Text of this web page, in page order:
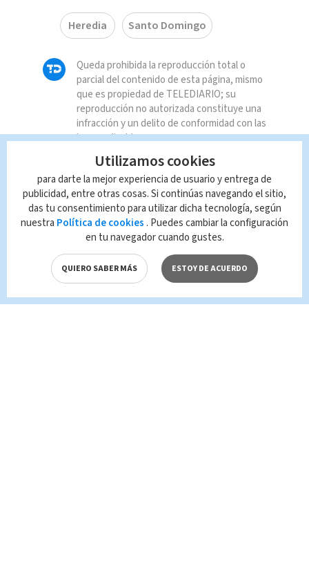
Heredia Santo Domingo
Queda prohibida la reproducción total o
parcial del contenido de esta página, mismo
que es propiedad de TELEDIARIO; su
reproducción no autorizada constituye una
infracción y un delito de conformidad con las
leyes aplicables.
Utilizamos cookies
para darte la mejor experiencia de usuario y entrega de
publicidad, entre otras cosas. Si continúas navegando el sitio,
das tu consentimiento para utilizar dicha tecnología, según
nuestra Política de cookies . Puedes cambiar la configuración
en tu navegador cuando gustes.
QUIERO SABER MÁS ESTOY DE ACUERDO